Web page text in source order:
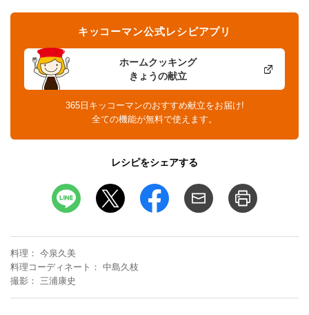
ホームクッキング
きょうの献立
キッコーマン公式レシピアプリ
365日キッコーマンのおすすめ献立をお届け!
全ての機能が無料で使えます。
レシピをシェアする
料理
今泉久美
料理コーディネート
中島久枝
撮影
三浦康史